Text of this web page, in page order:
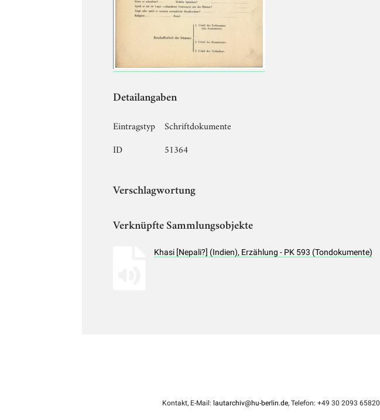
Detailangaben
Eintragstyp
Schriftdokumente
ID
51364
Verschlagwortung
Verknüpfte Sammlungsobjekte
Khasi [Nepali?] (Indien), Erzählung - PK 593 (Tondokumente)
Kontakt, E-Mail: lautarchiv@hu-berlin.de, Telefon: +49 30 2093 65820